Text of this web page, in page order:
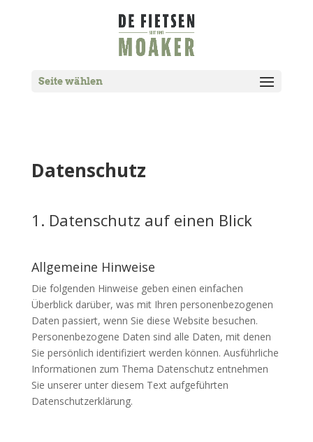
Seite wählen
Datenschutz
1. Datenschutz auf einen Blick
Allgemeine Hinweise
Die folgenden Hinweise geben einen einfachen
Überblick darüber, was mit Ihren personenbezogenen
Daten passiert, wenn Sie diese Website besuchen.
Personenbezogene Daten sind alle Daten, mit denen
Sie persönlich identifiziert werden können. Ausführliche
Informationen zum Thema Datenschutz entnehmen
Sie unserer unter diesem Text aufgeführten
Datenschutzerklärung.